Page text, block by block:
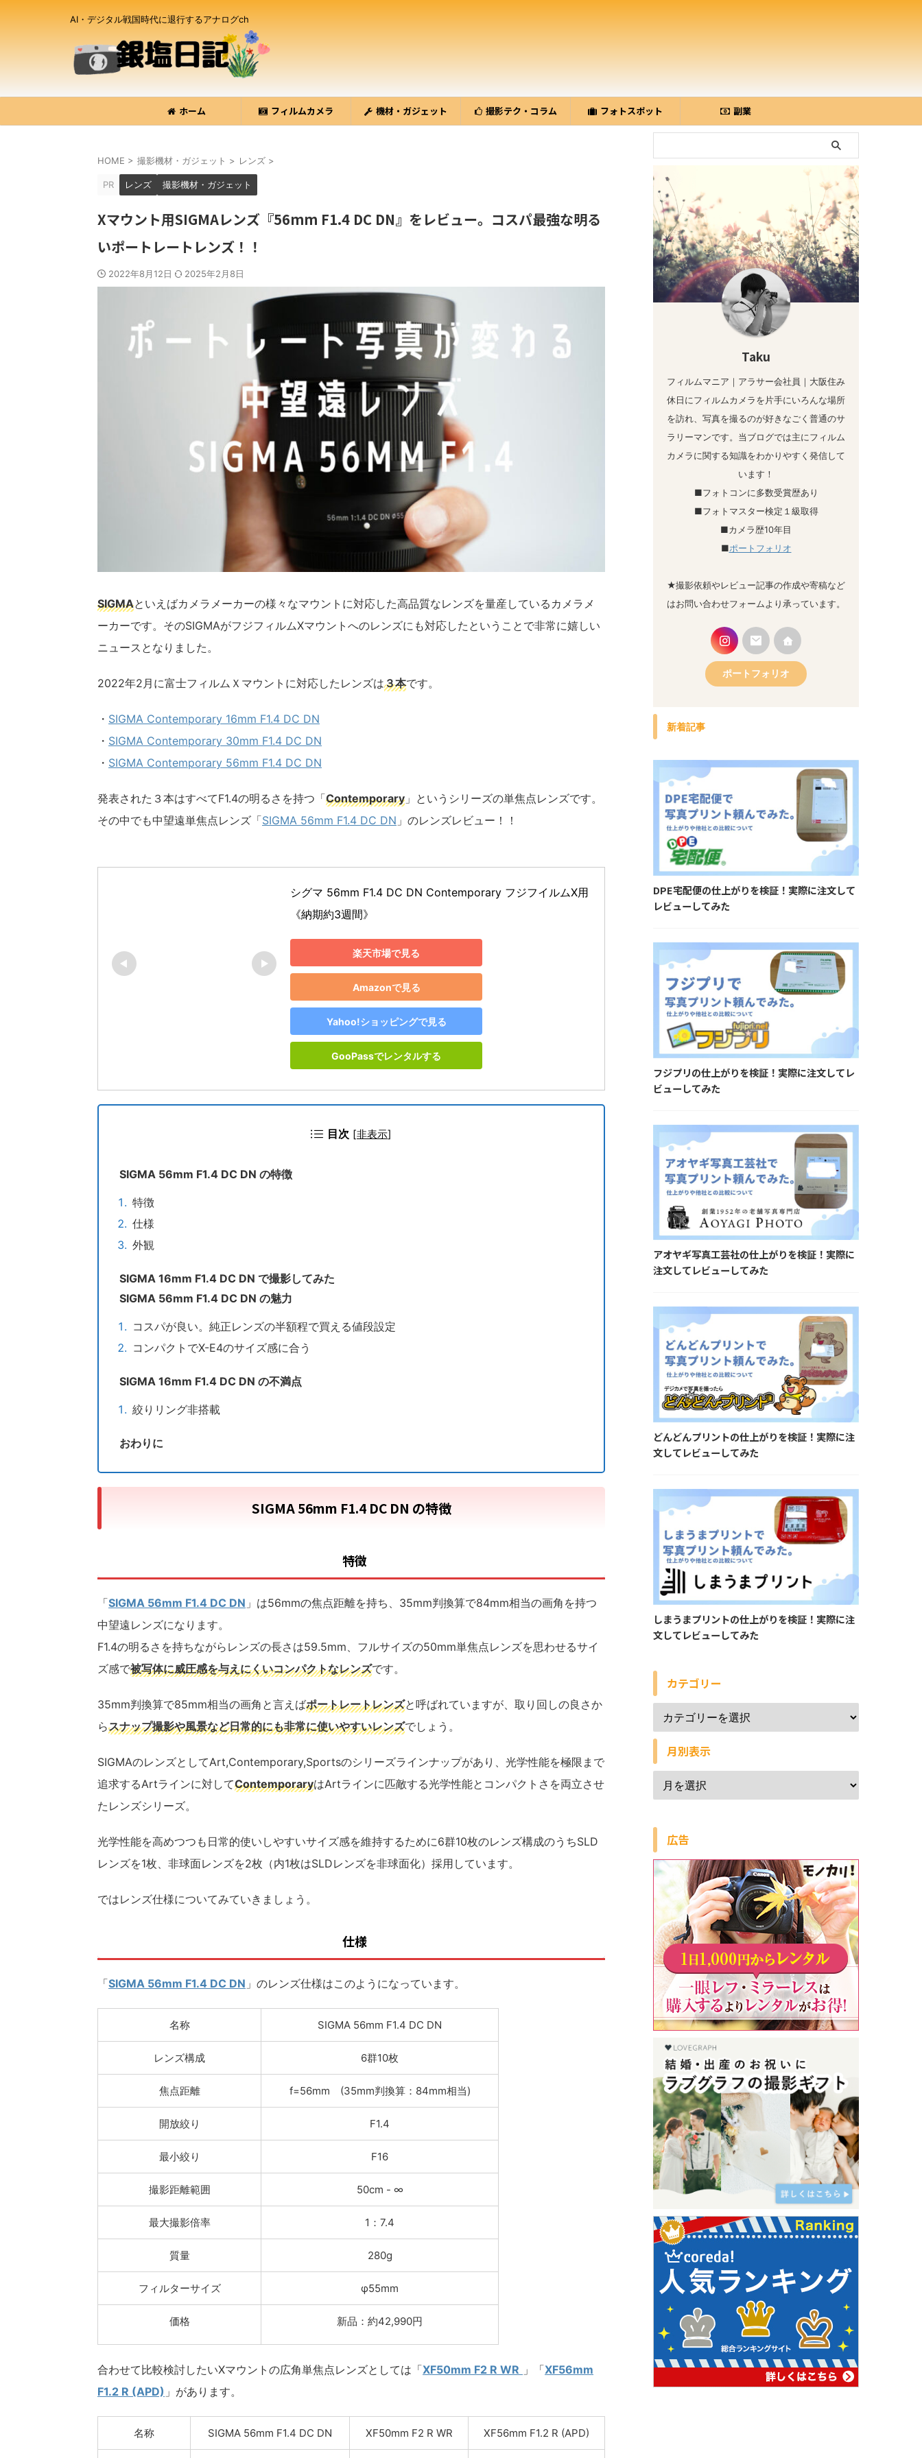
AI・デジタル戦国時代に退行するアナログch
ホーム フィルムカメラ 機材・ガジェット 撮影テク・コラム フォトスポット 副業
HOME > 撮影機材・ガジェット > レンズ >
PR レンズ 撮影機材・ガジェット
Xマウント用SIGMAレンズ『56mm F1.4 DC DN』をレビュー。コスパ最強な明る
いポートレートレンズ！！
2022年8月12日 2025年2月8日
SIGMAといえばカメラメーカーの様々なマウントに対応した高品質なレンズを量産している カメラメ
ーカーです。そのSIGMAがフジフィルムXマウントへのレンズにも対応したということで非常に嬉しい
ニュースとなりました。
2022年2月に富士フィルムＸマウントに対応したレンズは３本です。
・ SIGMA Contemporary 16mm F1.4 DC DN
・ SIGMA Contemporary 30mm F1.4 DC DN
・ SIGMA Contemporary 56mm F1.4 DC DN
発表された３本はすべてF1.4の明るさを持つ「Contemporary 」というシリーズの単焦点レンズです。
その中でも中望遠単焦点レンズ「SIGMA 56mm F1.4 DC DN 」のレンズレビュー！！
シグマ 56mm F1.4 DC DN Contemporary フジフイルムX用
《納期約3週間》
楽天市場で見る
Amazonで見る
Yahoo!ショッピングで見る
GooPassでレンタルする
目次 [非表示]
SIGMA 56mm F1.4 DC DN の特徴
特徴
仕様
外観
SIGMA 16mm F1.4 DC DN で撮影してみた
SIGMA 56mm F1.4 DC DN の魅力
コスパが良い。純正レンズの半額程で買える値段設定
コンパクトでX-E4のサイズ感に合う
SIGMA 16mm F1.4 DC DN の不満点
絞りリング非搭載
おわりに
SIGMA 56mm F1.4 DC DN の特徴
特徴
「SIGMA 56mm F1.4 DC DN 」は56mmの焦点距離を持ち、35mm判換算で84mm相当の画角を持つ
中望遠レンズになります。
F1.4の明るさを持ちながらレンズの長さは59.5mm、フルサイズの50mm単焦点レンズを思わせるサイ
ズ感で被写体に威圧感を与えにくいコンパクトなレンズです。
35mm判換算で85mm相当の画角と言えばポートレートレンズと呼ばれていますが、取り回しの良さか
らスナップ撮影や風景など日常的にも非常に使いやすいレンズでしょう。
SIGMAのレンズとしてArt,Contemporary,Sportsのシリーズラインナップがあり、光学性能を極限まで
追求するArtラインに対してContemporaryはArtラインに匹敵する光学性能とコンパクトさを両立させ
たレンズシリーズ。
光学性能を高めつつも日常的使いしやすいサイズ感を維持するために6群10枚のレンズ構成のうちSLD
レンズを1枚、非球面レンズを2枚（内1枚はSLDレンズを非球面化） 採用しています。
ではレンズ仕様についてみていきましょう。
仕様
「SIGMA 56mm F1.4 DC DN 」のレンズ仕様はこのようになっています。
名称 SIGMA 56mm F1.4 DC DN
レンズ構成 6群10枚
焦点距離 f=56mm (35mm判換算：84mm相当)
開放絞り F1.4
最小絞り F16
撮影距離範囲 50cm - ∞
最大撮影倍率 1：7.4
質量 280g
フィルターサイズ φ55mm
価格 新品：約42,990円
合わせて比較検討したいXマウントの広角単焦点レンズとしては「XF50mm F2 R WR 」「XF56mm
F1.2 R (APD) 」があります。
名称 SIGMA 56mm F1.4 DC DN XF50mm F2 R WR XF56mm F1.2 R (APD)
Taku
フィルムマニア｜アラサー会社員｜大阪住み
休日にフィルムカメラを片手にいろんな場所
を訪れ、写真を撮るのが好きなごく普通のサ
ラリーマンです。当ブログでは主にフィルム
カメラに関する知識をわかりやすく発信して
います！
■フォトコンに多数受賞歴あり
■フォトマスター検定１級取得
■カメラ歴10年目
■ポートフォリオ
★撮影依頼やレビュー記事の作成や寄稿など
はお問い合わせフォームより承っています。
ポートフォリオ
新着記事
DPE宅配便の仕上がりを検証！実際に注文して
レビューしてみた
フジプリの仕上がりを検証！実際に注文してレ
ビューしてみた
アオヤギ写真工芸社の仕上がりを検証！実際に
注文してレビューしてみた
どんどんプリントの仕上がりを検証！実際に注
文してレビューしてみた
しまうまプリントの仕上がりを検証！実際に注
文してレビューしてみた
カテゴリー
月別表示
広告